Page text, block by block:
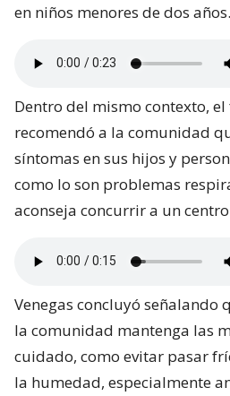
en niños menores de dos años.
Dentro del mismo contexto,
recomendó a la comunidad
síntomas en sus hijos y
como lo son problemas
aconseja concurrir a un
Venegas concluyó señalando
la comunidad mantenga las
cuidado, como evitar pasar
la humedad, especialmente